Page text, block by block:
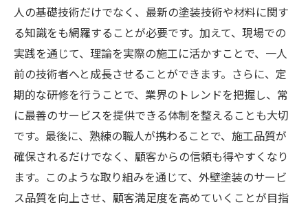
人の基礎技術だけでなく、最新の塗装技術や材料に関す
る知識をも網羅することが必要です。加えて、現場での
実践を通じて、理論を実際の施工に活かすことで、一人
前の技術者へと成長させることができます。さらに、定
期的な研修を行うことで、業界のトレンドを把握し、常
に最善のサービスを提供できる体制を整えることも大切
です。最後に、熟練の職人が携わることで、施工品質が
確保されるだけでなく、顧客からの信頼も得やすくなり
ます。このような取り組みを通じて、外壁塗装のサービ
ス品質を向上させ、顧客満足度を高めていくことが目指